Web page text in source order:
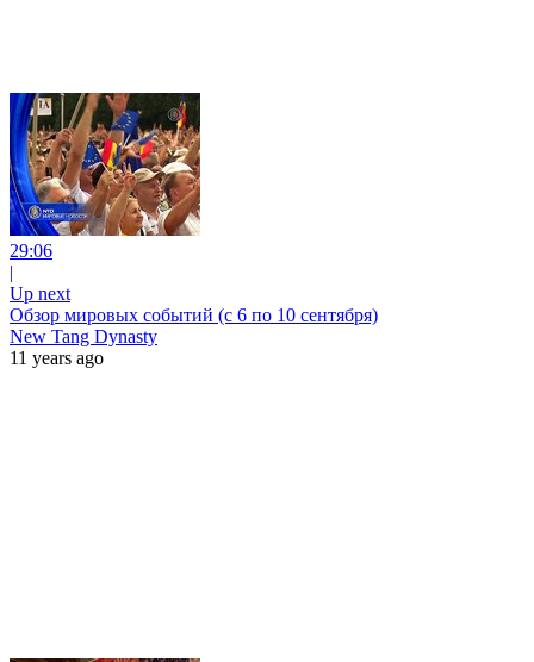
29:06
|
Up next
Обзор мировых событий (с 6 по 10 сентября)
New Tang Dynasty
11 years ago